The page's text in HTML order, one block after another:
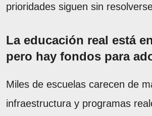
prioridades siguen sin
La educación real está
pero hay fondos para
Miles de escuelas carecen de
infraestructura y programas